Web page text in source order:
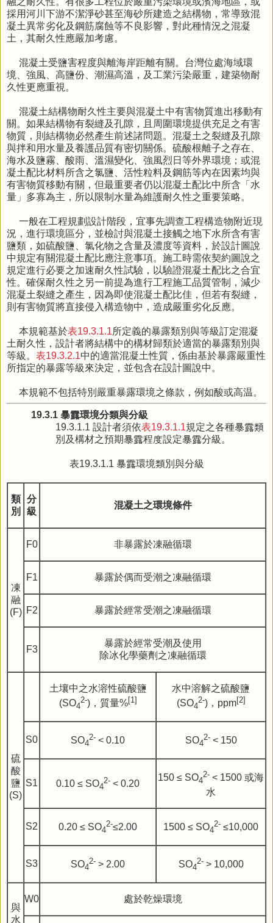
採用河川下游不潔淨砂甚至海砂所建造之結構物，常導致混
凝土異常劣化及鋼筋腐蝕等不良影響，對此種情況之混凝
土，其耐久性應嚴加考慮。
混凝土受鹽害程度與離海岸距離有關。台灣位處海域環
境、強風、高鹽份、潮濕高溫，及工業污染嚴重，建築物耐
久性更應重視。
混凝土結構物耐久性主要與混凝土中有害物質進出移動有
關。如果結構物有裂縫及孔隙，且周圍環境提供充足之有害
物質，則結構物必然產生前述諸問題。混凝土之裂縫及孔隙
與拌和用水量及養護品質有密切關係。硫酸根離子之存在、
海水及鹽霧、酸雨、溫濕變化、強風烈日等外界環境；或混
凝土配比材料所含之氯鹽、活性粒料及鋼筋等內在因素均與
有害物質移動有關，但最重要者仍以混凝土配比中所含「水
量」多寡為主，所以限制水量為維護耐久性之重要策略。
一般在工程規劃設計階段，宜事先調查工程構造物附近現
況，進行環境區分，並檢討與混凝土接觸之地下水所含有害
鹽類，如硫酸鹽、氯化物之含量及濃度等資料，於設計圖說
中規定有關混凝土配比應注意事項。施工時需依契約圖說之
規定進行必要之加速耐久性試驗，以驗證混凝土配比之合宜
性。確保耐久性之另一前提為進行工程施工品質管制，減少
混凝土裂縫之產生，因為即使混凝土配比佳，但若有裂縫，
則有害物質將直接侵入構造物中，造成嚴重劣化反應。
本規範基於表19.3.1.1所定義的暴露類別與等級訂定混凝
土耐久性，設計者將結構中的構材歸類於適當的暴露類別與
等級。 表19.3.2.1中的適當混凝土性質，係由基於暴露嚴重性
所指定的暴露等級來決定，並包含在設計圖說中。
本規範不包括特別嚴重暴露環境之條款，例如酸或高温。
19.3.1 暴露環境分類與分級
19.3.1.1 設計者須依表19.3.1.1規定之各種暴露類
別及構材之預期暴露程度設定暴露分級。
表19.3.1.1 暴露環境類別與分級
類
別
分
級
混凝土之環境條件
凍
融
(F)
F0 非暴露於凍融循環
F1 暴露於偶而受潮之凍融循環
F2 暴露於經常受潮之凍融循環
F3
暴露於經常受潮及使用
除冰化學藥劑之凍融循環
硫
酸
鹽
(S)
土壤中之水溶性硫酸鹽
(SO4
2-)，質量%[1]
水中溶解之硫酸鹽
(SO4
2-)，ppm[2]
S0 SO4
2- < 0.10 SO4
2- < 150
S1 0.10 ≤ SO4
2- < 0.20
150 ≤ SO4
2- < 1500 或海
水
S2 0.20 ≤ SO4
2-≤2.00 1500 ≤ SO4
2- ≤10,000
S3 SO4
2- > 2.00 SO4
2- > 10,000
與
水
W0 處於乾燥環境